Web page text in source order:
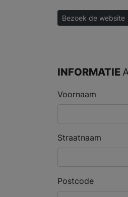
Bezoek de website
INFORMATIE
Voornaam
Straatnaam
Postcode